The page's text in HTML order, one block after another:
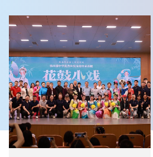
美育活动
美育浸润 传统传承